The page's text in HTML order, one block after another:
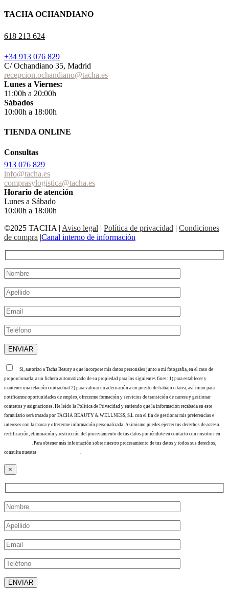
TACHA OCHANDIANO
618 213 624
+34 913 076 829
C/ Ochandiano 35, Madrid
recepcion.ochandiano@tacha.es
Lunes a Viernes:
11:00h a 20:00h
Sábados
10:00h a 18:00h
TIENDA ONLINE
Consultas
913 076 829
info@tacha.es
comprasylogistica@tacha.es
Horario de atención
Lunes a Sábado
10:00h a 18:00h
©2025 TACHA | Aviso legal | Política de privacidad | Condiciones
de compra |Canal interno de información
Sí, autorizo a Tacha Beauty a que incorpore mis datos personales junto a mi fotografía, en el caso de
proporcionarla, a un fichero automatizado de su propiedad para los siguientes fines: 1) para establecer y
mantener una relación contractual 2) para valorar mi adecuación a un puesto de trabajo o tarea, así como para
notificarme oportunidades de empleo, ofrecerme formación y servicios de transición de carrera y gestionar
contratos y asignaciones. He leído la Política de Privacidad y entiendo que la información recabada en este
formulario será tratada por TACHA BEAUTY & WELLNESS, S.L con el fin de gestionar mis preferencias e
intereses con la marca y ofrecerme información personalizada. Asimismo puedes ejercer tus derechos de acceso,
rectificación, eliminación y restricción del procesamiento de tus datos poniéndote en contacto con nosotros en
. Para obtener más información sobre nuestro procesamiento de tus datos y todos sus derechos,
consulta nuestra
.
×